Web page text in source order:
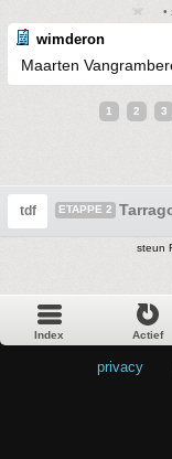
•
wimderon
Maarten
1 2 3
tdf ETAPPE 2
steun
Index Actief
privacy